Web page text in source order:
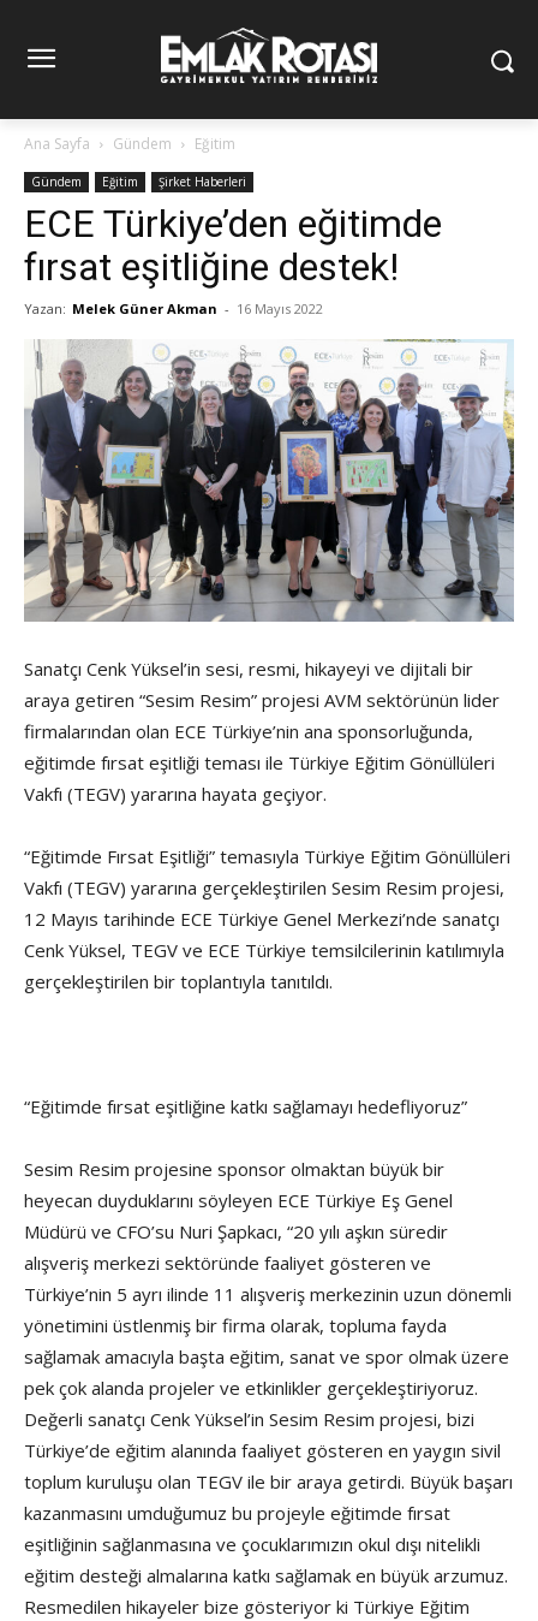
Ana Sayfa Gündem Eğitim
Gündem Eğitim Şirket Haberleri
ECE Türkiye’den eğitimde
fırsat eşitliğine destek!
Yazan: Melek Güner Akman - 16 Mayıs 2022
Sanatçı Cenk Yüksel’in sesi, resmi, hikayeyi ve dijitali bir
araya getiren “Sesim Resim” projesi AVM sektörünün lider
firmalarından olan ECE Türkiye’nin ana sponsorluğunda,
eğitimde fırsat eşitliği teması ile Türkiye Eğitim Gönüllüleri
Vakfı (TEGV) yararına hayata geçiyor.
“Eğitimde Fırsat Eşitliği” temasıyla Türkiye Eğitim Gönüllüleri
Vakfı (TEGV) yararına gerçekleştirilen Sesim Resim projesi,
12 Mayıs tarihinde ECE Türkiye Genel Merkezi’nde sanatçı
Cenk Yüksel, TEGV ve ECE Türkiye temsilcilerinin katılımıyla
gerçekleştirilen bir toplantıyla tanıtıldı.
“Eğitimde fırsat eşitliğine katkı sağlamayı hedefliyoruz”
Sesim Resim projesine sponsor olmaktan büyük bir
heyecan duyduklarını söyleyen ECE Türkiye Eş Genel
Müdürü ve CFO’su Nuri Şapkacı, “20 yılı aşkın süredir
alışveriş merkezi sektöründe faaliyet gösteren ve
Türkiye’nin 5 ayrı ilinde 11 alışveriş merkezinin uzun dönemli
yönetimini üstlenmiş bir firma olarak, topluma fayda
sağlamak amacıyla başta eğitim, sanat ve spor olmak üzere
pek çok alanda projeler ve etkinlikler gerçekleştiriyoruz.
Değerli sanatçı Cenk Yüksel’in Sesim Resim projesi, bizi
Türkiye’de eğitim alanında faaliyet gösteren en yaygın sivil
toplum kuruluşu olan TEGV ile bir araya getirdi. Büyük başarı
kazanmasını umduğumuz bu projeyle eğitimde fırsat
eşitliğinin sağlanmasına ve çocuklarımızın okul dışı nitelikli
eğitim desteği almalarına katkı sağlamak en büyük arzumuz.
Resmedilen hikayeler bize gösteriyor ki Türkiye Eğitim